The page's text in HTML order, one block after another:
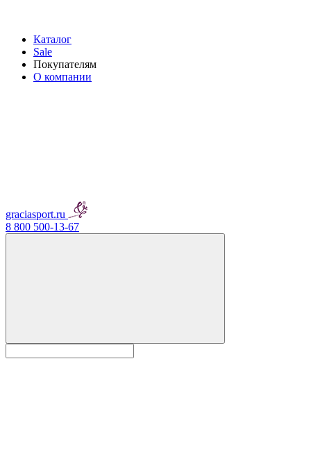
Каталог
Sale
Покупателям
О компании
graciasport.ru
8 800 500-13-67